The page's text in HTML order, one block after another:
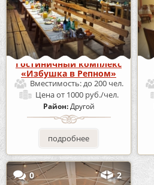
Гостиничный комплекс
«Избушка в Репном»
Вместимость:до 200 чел.
Ценаот 1000 руб./чел.
Район:Другой
подробнее
0 2